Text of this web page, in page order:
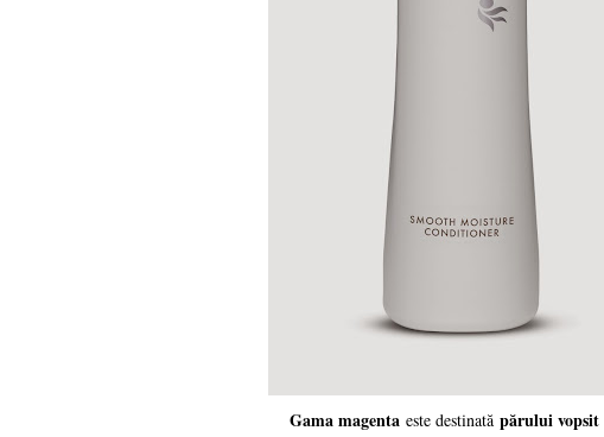
Gama magenta este destinată părului vopsit